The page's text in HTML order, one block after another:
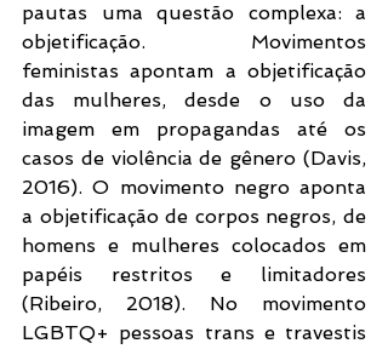
pautas uma questão complexa: a
objetificação. Movimentos
feministas apontam a objetificação
das mulheres, desde o uso da
imagem em propagandas até os
casos de violência de gênero (Davis,
2016). O movimento negro aponta
a objetificação de corpos negros, de
homens e mulheres colocados em
papéis restritos e limitadores
(Ribeiro, 2018). No movimento
LGBTQ+ pessoas trans e travestis